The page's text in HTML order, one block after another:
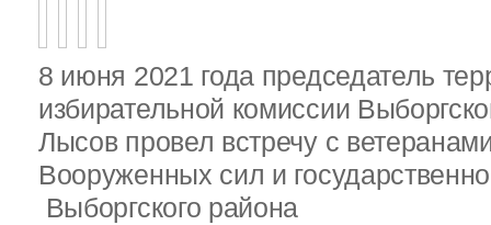
8 июня 2021 года председатель
избирательной комиссии
Лысов провел встречу с
Вооруженных сил и
Выборгского района